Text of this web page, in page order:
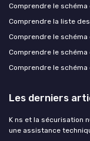
Comprendre le
Comprendre la liste
Comprendre le
Comprendre le schéma
Comprendre le
Les derniers
K ns et la sécurisation
une assistance